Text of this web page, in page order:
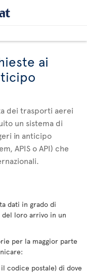
ai
dei trasporti aerei
un sistema di
in anticipo
APIS o API) che
dati in grado di
del loro arrivo in un
per la maggior parte
codice postale) di dove